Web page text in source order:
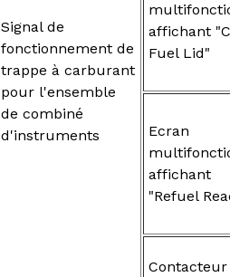
Signal de
fonctionnement de
trappe à carburant
pour l'ensemble
de combiné
d'instruments
affichant
Fuel Lid"
Ecran
affichant
"Refuel
Contacteur